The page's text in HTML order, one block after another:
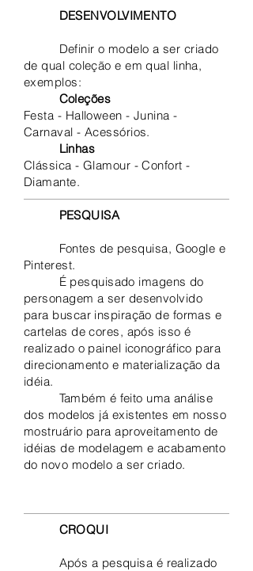
DESENVOLVIMENTO
Definir o modelo a ser criado
de qual coleção e em qual linha,
exemplos:
Coleções
Festa - Halloween - Junina -
Carnaval - Acessórios.
Linhas
Clássica - Glamour - Confort -
Diamante.
PESQUISA
Fontes de pesquisa, Google e
Pinterest.
É pesquisado imagens do
personagem a ser desenvolvido
para buscar inspiração de formas e
cartelas de cores, após isso é
realizado o painel iconográfico para
direcionamento e materialização da
idéia.
Também é feito uma análise
dos modelos já existentes em nosso
mostruário para aproveitamento de
idéias de modelagem e acabamento
do novo modelo a ser criado.
CROQUI
Após a pesquisa é realizado